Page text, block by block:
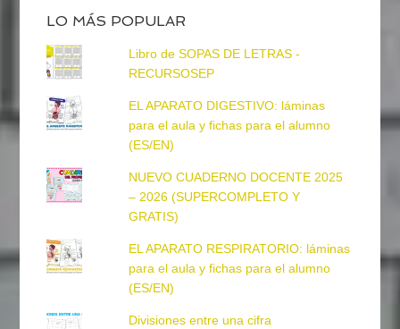
LO MÁS POPULAR
Libro de SOPAS DE LETRAS -
RECURSOSEP
EL APARATO DIGESTIVO: láminas
para el aula y fichas para el alumno
(ES/EN)
NUEVO CUADERNO DOCENTE 2025
– 2026 (SUPERCOMPLETO Y
GRATIS)
EL APARATO RESPIRATORIO: láminas
para el aula y fichas para el alumno
(ES/EN)
Divisiones entre una cifra